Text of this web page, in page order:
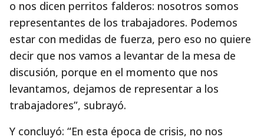
o nos dicen perritos falderos: nosotros somos
representantes de los trabajadores. Podemos
estar con medidas de fuerza, pero eso no quiere
decir que nos vamos a levantar de la mesa de
discusión, porque en el momento que nos
levantamos, dejamos de representar a los
trabajadores”, subrayó.
Y concluyó: “En esta época de crisis, no nos